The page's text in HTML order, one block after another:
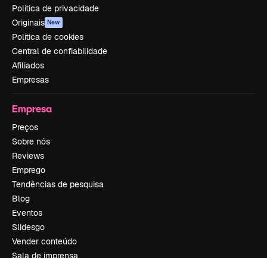
Política de privacidade
Originais New
Política de cookies
Central de confiabilidade
Afiliados
Empresas
Empresa
Preços
Sobre nós
Reviews
Emprego
Tendências de pesquisa
Blog
Eventos
Slidesgo
Vender conteúdo
Sala de imprensa